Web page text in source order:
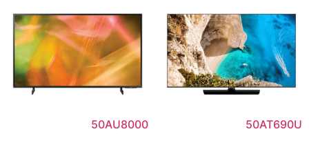
50AT690U
50AU8000